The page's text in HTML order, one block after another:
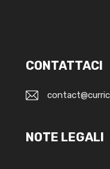
CONTATTACI
NOTE LEGALI